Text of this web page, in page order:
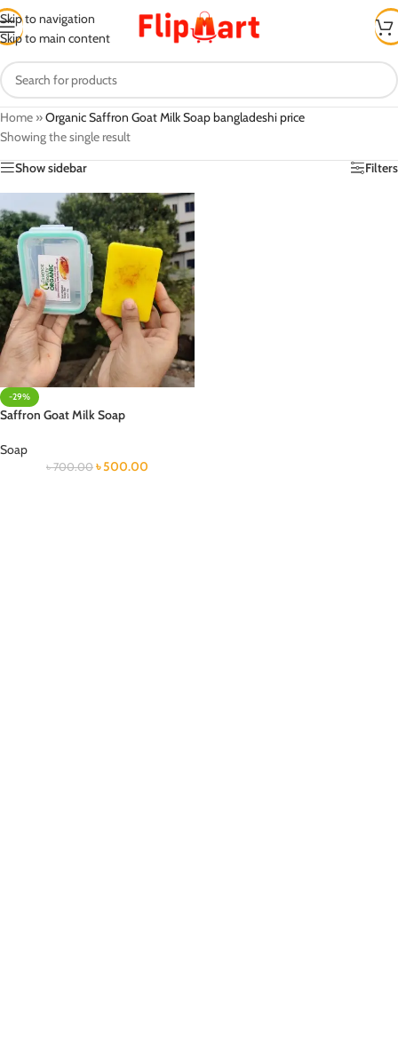
Skip to navigation
Skip to main content
Home »Organic Saffron Goat Milk Soap bangladeshi price
Showing the single result
Show sidebar
Filters
-29%
Saffron Goat Milk Soap
Soap
৳700.00 ৳500.00